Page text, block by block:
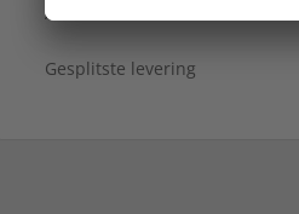
Adres afzender
Gesplitste levering